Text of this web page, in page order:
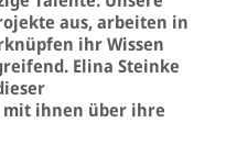
aus, arbeiten in
ihr Wissen
Elina Steinke
ihnen über ihre